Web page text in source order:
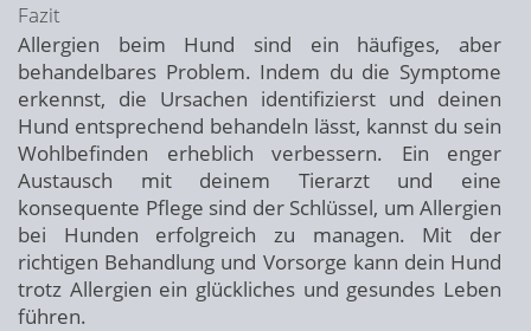
Fazit
Allergien beim Hund sind ein häufiges, aber
behandelbares Problem. Indem du die Symptome
erkennst, die Ursachen identifizierst und deinen
Hund entsprechend behandeln lässt, kannst du sein
Wohlbefinden erheblich verbessern. Ein enger
Austausch mit deinem Tierarzt und eine
konsequente Pflege sind der Schlüssel, um Allergien
bei Hunden erfolgreich zu managen. Mit der
richtigen Behandlung und Vorsorge kann dein Hund
trotz Allergien ein glückliches und gesundes Leben
führen.